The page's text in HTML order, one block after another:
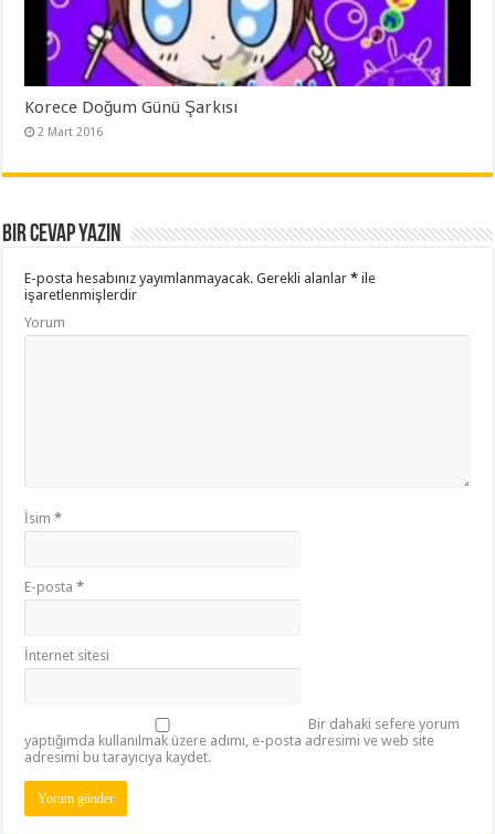
Korece Doğum Günü Şarkısı
2 Mart 2016
Bir cevap yazın
E-posta hesabınız yayımlanmayacak. Gerekli alanlar* ile
işaretlenmişlerdir
Yorum
İsim*
E-posta*
İnternet sitesi
Bir dahaki sefere yorum
yaptığımda kullanılmak üzere adımı, e-posta adresimi ve web site
adresimi bu tarayıcıya kaydet.